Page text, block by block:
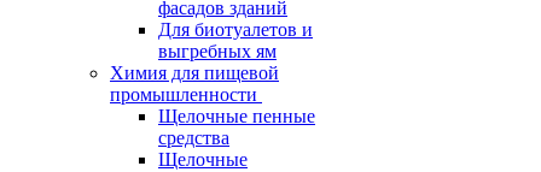
фасадов зданий
Для биотуалетов и
выгребных ям
Химия для пищевой
промышленности
Щелочные пенные
средства
Щелочные